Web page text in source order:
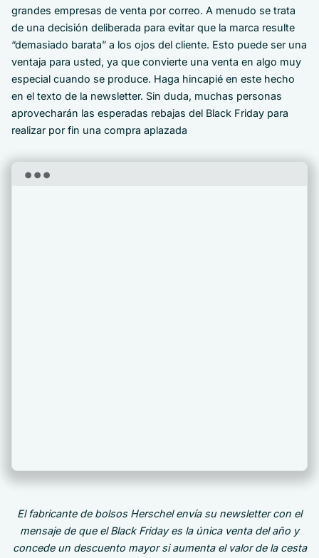
grandes empresas de venta por correo. A menudo se trata
de una decisión deliberada para evitar que la marca resulte
“demasiado barata” a los ojos del cliente. Esto puede ser una
ventaja para usted, ya que convierte una venta en algo muy
especial cuando se produce. Haga hincapié en este hecho
en el texto de la newsletter. Sin duda, muchas personas
aprovecharán las esperadas rebajas del Black Friday para
realizar por fin una compra aplazada
El fabricante de bolsos Herschel envía su newsletter con el
mensaje de que el Black Friday es la única venta del año y
concede un descuento mayor si aumenta el valor de la cesta